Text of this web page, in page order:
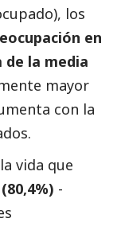
los
en
de la media
mayor
con la
vida que
-